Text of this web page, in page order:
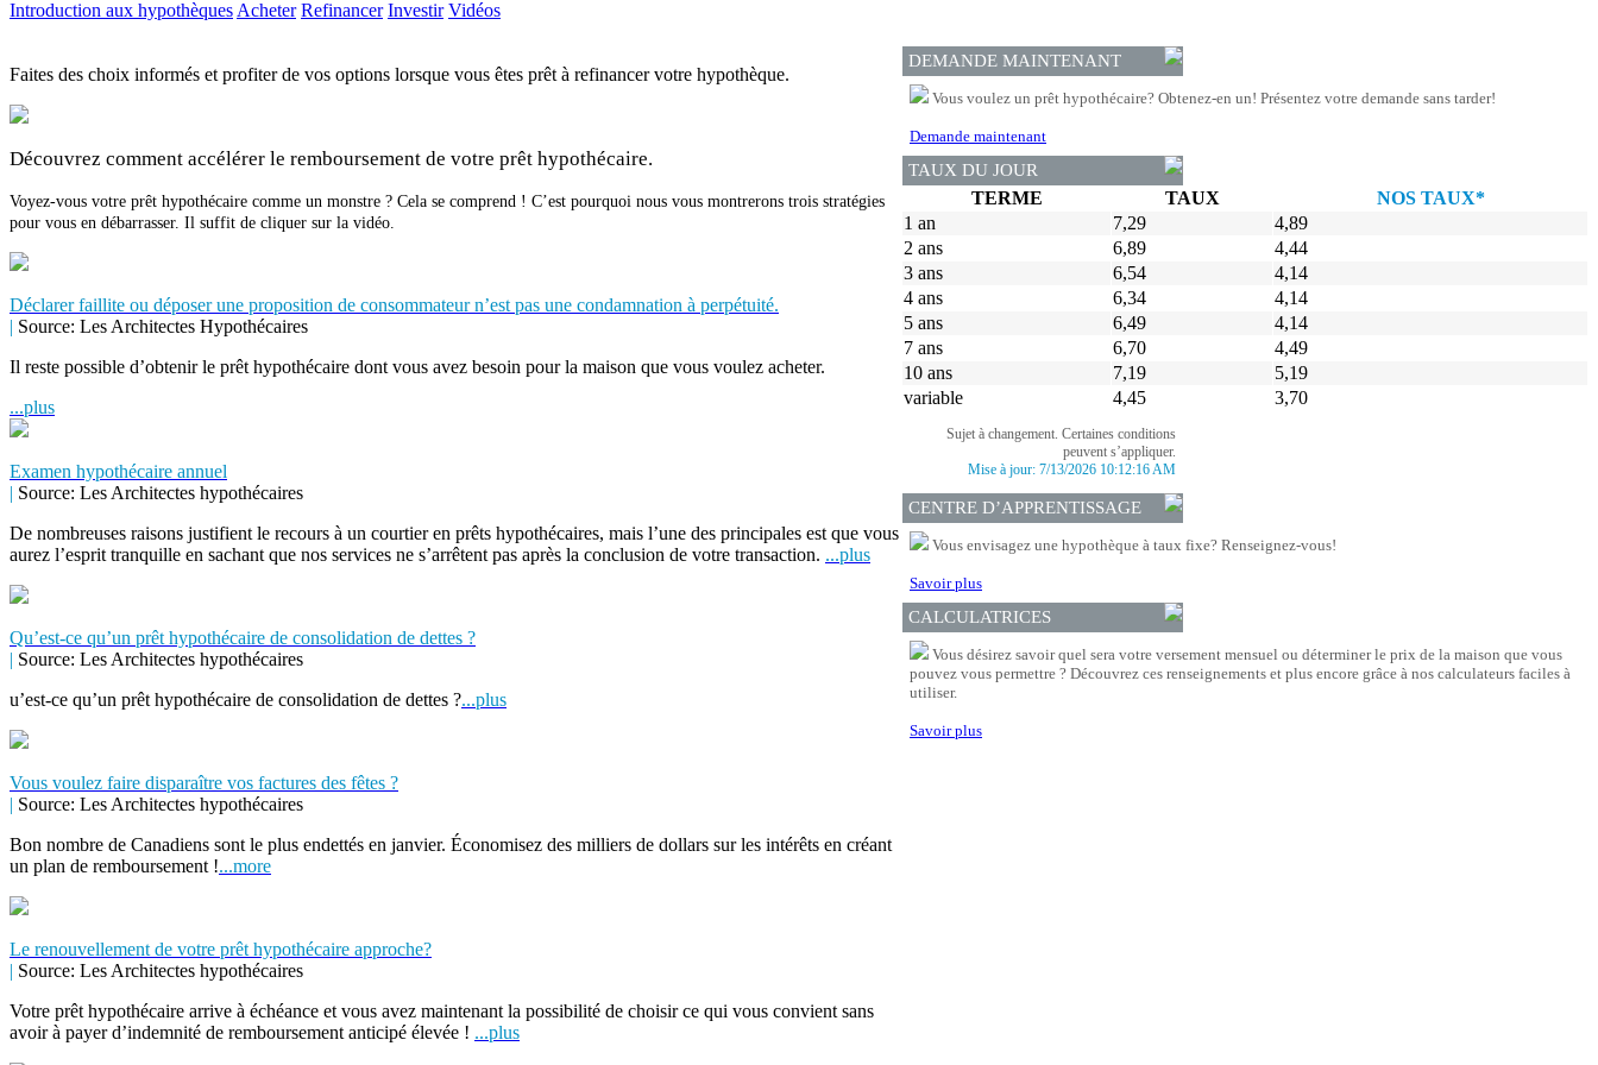
Introduction aux hypothèques Acheter Refinancer Investir Vidéos
Faites des choix informés et profiter de vos options lorsque vous êtes prêt à refinancer votre hypothèque.
Découvrez comment accélérer le remboursement de votre prêt hypothécaire.
Voyez-vous votre prêt hypothécaire comme un monstre ? Cela se comprend ! C’est pourquoi nous vous montrerons trois stratégies
pour vous en débarrasser. Il suffit de cliquer sur la vidéo.
Déclarer faillite ou déposer une proposition de consommateur n’est pas une condamnation à perpétuité.
| Source: Les Architectes Hypothécaires
Il reste possible d’obtenir le prêt hypothécaire dont vous avez besoin pour la maison que vous voulez acheter.
...plus
Examen hypothécaire annuel
| Source: Les Architectes hypothécaires
De nombreuses raisons justifient le recours à un courtier en prêts hypothécaires, mais l’une des principales est que vous
aurez l’esprit tranquille en sachant que nos services ne s’arrêtent pas après la conclusion de votre transaction. ...plus
Qu’est-ce qu’un prêt hypothécaire de consolidation de dettes ?
| Source: Les Architectes hypothécaires
u’est-ce qu’un prêt hypothécaire de consolidation de dettes ?...plus
Vous voulez faire disparaître vos factures des fêtes ?
| Source: Les Architectes hypothécaires
Bon nombre de Canadiens sont le plus endettés en janvier. Économisez des milliers de dollars sur les intérêts en créant
un plan de remboursement !...more
Le renouvellement de votre prêt hypothécaire approche?
| Source: Les Architectes hypothécaires
Votre prêt hypothécaire arrive à échéance et vous avez maintenant la possibilité de choisir ce qui vous convient sans
avoir à payer d’indemnité de remboursement anticipé élevée ! ...plus
DEMANDE MAINTENANT
Vous voulez un prêt hypothécaire? Obtenez-en un! Présentez votre demande sans tarder!
Demande maintenant
TAUX DU JOUR
TERME TAUX
NOS TAUX*
1 an
7,29
4,89
2 ans
6,89
4,44
3 ans
6,54
4,14
4 ans
6,34
4,14
5 ans
6,49
4,14
7 ans
6,70
4,49
10 ans
7,19
5,19
variable
4,45 3,70
Sujet à changement. Certaines conditions
peuvent s’appliquer.
Mise à jour: 7/13/2026 10:12:16 AM
CENTRE D’APPRENTISSAGE
Vous envisagez une hypothèque à taux fixe? Renseignez-vous!
Savoir plus
CALCULATRICES
Vous désirez savoir quel sera votre versement mensuel ou déterminer le prix de la maison que vous
pouvez vous permettre ? Découvrez ces renseignements et plus encore grâce à nos calculateurs faciles à
utiliser.
Savoir plus